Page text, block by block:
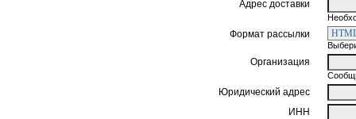
Адрес доставки
Формат рассылки
Организация
Юридический адрес
ИНН